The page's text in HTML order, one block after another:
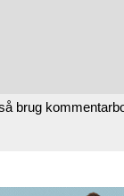
brug